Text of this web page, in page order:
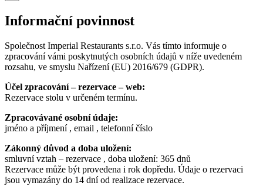
Informační povinnost
Společnost Imperial Restaurants s.r.o. Vás tímto informuje o
zpracování vámi poskytnutých osobních údajů v níže uvedeném
rozsahu, ve smyslu Nařízení (EU) 2016/679 (GDPR).
Účel zpracování – rezervace – web:
Rezervace stolu v určeném termínu.
Zpracovávané osobní údaje:
jméno a příjmení , email , telefonní číslo
Zákonný důvod a doba uložení:
smluvní vztah – rezervace , doba uložení: 365 dnů
Rezervace může být provedena i rok dopředu. Údaje o rezervaci
jsou vymazány do 14 dní od realizace rezervace.